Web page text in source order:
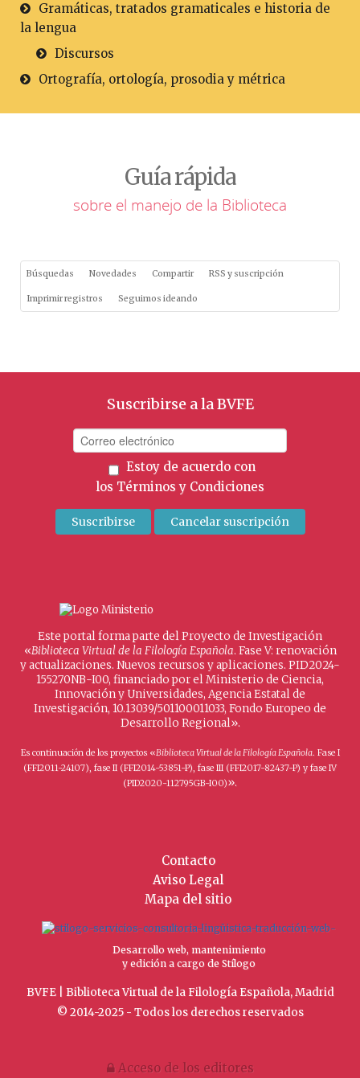
Gramáticas, tratados gramaticales e historia de
la lengua
Discursos
Ortografía, ortología, prosodia y métrica
Guía rápida
sobre el manejo de la Biblioteca
Búsquedas Novedades Compartir RSS y suscripción
Imprimir registros Seguimos ideando
Suscribirse a la BVFE
Estoy de acuerdo con
los Términos y Condiciones
Este portal forma parte del Proyecto de Investigación
«Biblioteca Virtual de la Filología Española. Fase V: renovación
y actualizaciones. Nuevos recursos y aplicaciones. PID2024-
155270NB-I00, financiado por el Ministerio de Ciencia,
Innovación y Universidades, Agencia Estatal de
Investigación, 10.13039/501100011033, Fondo Europeo de
Desarrollo Regional».
Es continuación de los proyectos «Biblioteca Virtual de la Filología Española. Fase I
(FFI2011-24107), fase II (FFI2014-53851-P), fase III (FFI2017-82437-P) y fase IV
(PID2020-112795GB-I00)».
Contacto
Aviso Legal
Mapa del sitio
Desarrollo web, mantenimiento
y edición a cargo de Stílogo
BVFE | Biblioteca Virtual de la Filología Española, Madrid
© 2014-2025 - Todos los derechos reservados
Acceso de los editores